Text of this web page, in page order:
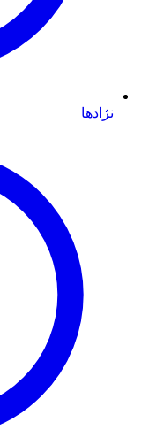
نژادها